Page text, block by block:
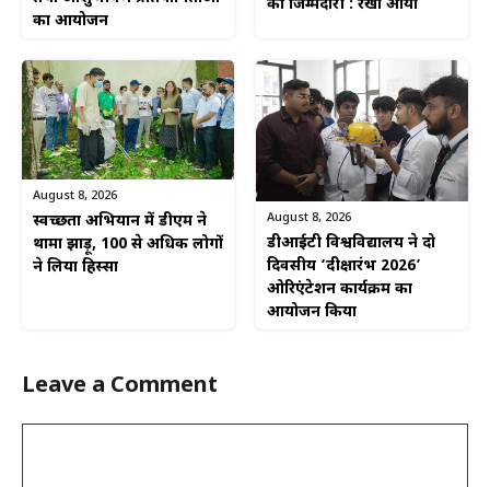
का आयोजन
की जिम्मेदारी : रेखा आर्या
August 8, 2026
स्वच्छता अभियान में डीएम ने
थामा झाड़ू, 100 से अधिक लोगों
ने लिया हिस्सा
August 8, 2026
डीआईटी विश्वविद्यालय ने दो
दिवसीय ‘दीक्षारंभ 2026’
ओरिएंटेशन कार्यक्रम का
आयोजन किया
Leave a Comment